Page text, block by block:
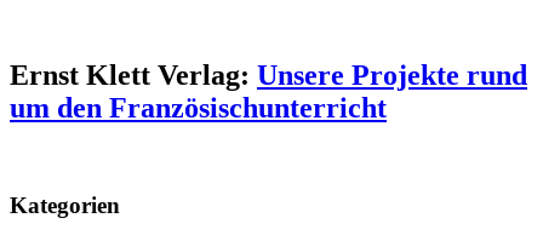
Ernst Klett Verlag: Unsere Projekte rund
um den Französischunterricht
Kategorien